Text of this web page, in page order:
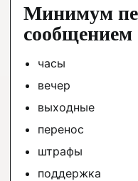
Минимум
сообщением
часы
вечер
выходные
перенос
штрафы
поддержка